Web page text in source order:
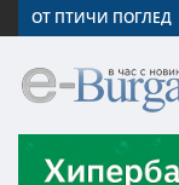
ОТ ПТИЧИ ПОГЛЕД